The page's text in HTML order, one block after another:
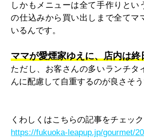
しかもメニューは全て手作りとい
の仕込みから買い出しまで全てマ
いるんです。
ママが愛煙家ゆえに、店内は
ただし、お客さんの多いランチタ
んに配慮して自重するのが良さそう
くわしくはこちらの記事をチェック
https://fukuoka-leapup.jp/gourmet/